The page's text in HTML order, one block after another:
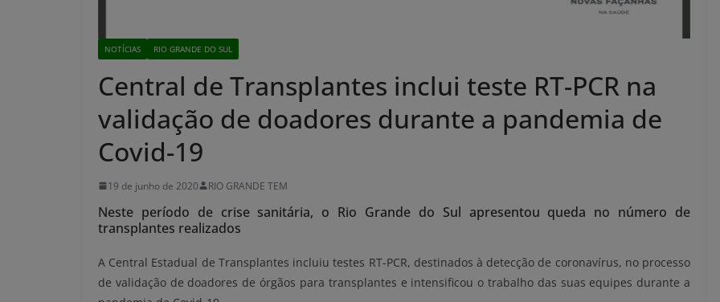
NOTÍCIAS RIO GRANDE DO SUL
Central de Transplantes inclui teste RT-PCR na
validação de doadores durante a pandemia de
Covid-19
19 de junho de 2020 RIO GRANDE TEM
Neste período de crise sanitária, o Rio Grande do Sul apresentou queda no número de
transplantes realizados
A Central Estadual de Transplantes incluiu testes RT-PCR, destinados à detecção de coronavírus, no processo
de validação de doadores de órgãos para transplantes e intensificou o trabalho das suas equipes durante a